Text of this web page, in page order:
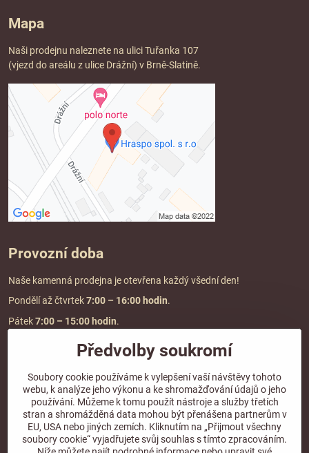
Mapa
Naši prodejnu naleznete na ulici Tuřanka 107
(vjezd do areálu z ulice Drážní) v Brně-Slatině.
Provozní doba
Naše kamenná prodejna je otevřena každý všední den!
Pondělí až čtvrtek7:00 – 16:00 hodin.
Pátek7:00 – 15:00 hodin.
Doprava a platba
DOPRAVA ZDARMA
při objednávce nad2000 Kč vč. DPH.
*Nevztahuje se na paletovou přepravu.
Předvolby soukromí
Soubory cookie používáme k vylepšení vaší návštěvy tohoto
webu, k analýze jeho výkonu a ke shromažďování údajů o jeho
používání. Můžeme k tomu použít nástroje a služby třetích
stran a shromážděná data mohou být přenášena partnerům v
EU, USA nebo jiných zemích. Kliknutím na „Přijmout všechny
soubory cookie“ vyjadřujete svůj souhlas s tímto zpracováním.